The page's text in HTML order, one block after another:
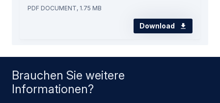
PDF DOCUMENT, 1.75 MB
Download
Brauchen Sie weitere
Informationen?